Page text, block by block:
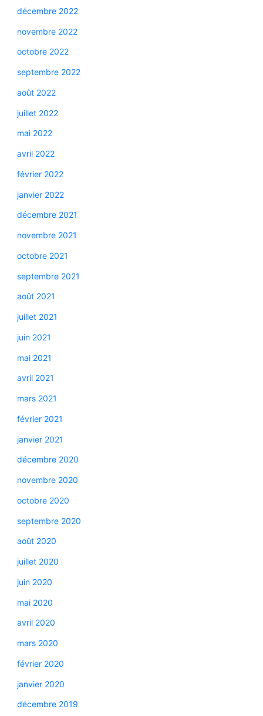
décembre 2022
novembre 2022
octobre 2022
septembre 2022
août 2022
juillet 2022
mai 2022
avril 2022
février 2022
janvier 2022
décembre 2021
novembre 2021
octobre 2021
septembre 2021
août 2021
juillet 2021
juin 2021
mai 2021
avril 2021
mars 2021
février 2021
janvier 2021
décembre 2020
novembre 2020
octobre 2020
septembre 2020
août 2020
juillet 2020
juin 2020
mai 2020
avril 2020
mars 2020
février 2020
janvier 2020
décembre 2019